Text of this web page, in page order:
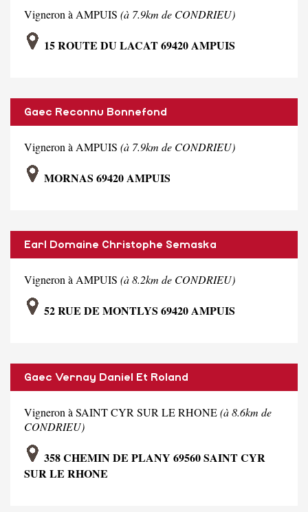
Vigneron à AMPUIS (à 7.9km de CONDRIEU)
15 ROUTE DU LACAT 69420 AMPUIS
Gaec Reconnu Bonnefond
Vigneron à AMPUIS (à 7.9km de CONDRIEU)
MORNAS 69420 AMPUIS
Earl Domaine Christophe Semaska
Vigneron à AMPUIS (à 8.2km de CONDRIEU)
52 RUE DE MONTLYS 69420 AMPUIS
Gaec Vernay Daniel Et Roland
Vigneron à SAINT CYR SUR LE RHONE(à 8.6km de
CONDRIEU)
358 CHEMIN DE PLANY 69560 SAINT CYR
SUR LE RHONE